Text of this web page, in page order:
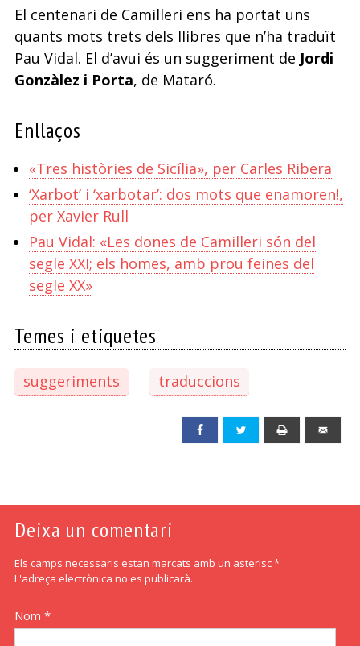
El centenari de Camilleri ens ha portat uns
quants mots trets dels llibres que n’ha traduït
Pau Vidal. El d’avui és un suggeriment de Jordi
Gonzàlez i Porta, de Mataró.
Enllaços
«Tres històries de Sicília», per Carles Ribera
‘Xarbot’ i ‘xarbotar’: dos mots que enamoren!,
per Xavier Rull
Pau Vidal: «Les dones de Camilleri són del
segle XXI; els homes, amb prou feines del
segle XX»
Temes i etiquetes
suggeriments traduccions
Facebook Twitter
Deixa un comentari
Els camps necessaris estan marcats amb un asterisc *
L'adreça electrònica no es publicarà.
Nom *